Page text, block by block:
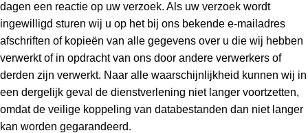
dagen een reactie op uw verzoek. Als uw verzoek wordt
ingewilligd sturen wij u op het bij ons bekende e-mailadres
afschriften of kopieën van alle gegevens over u die wij hebben
verwerkt of in opdracht van ons door andere verwerkers of
derden zijn verwerkt. Naar alle waarschijnlijkheid kunnen wij in
een dergelijk geval de dienstverlening niet langer voortzetten,
omdat de veilige koppeling van databestanden dan niet langer
kan worden gegarandeerd.